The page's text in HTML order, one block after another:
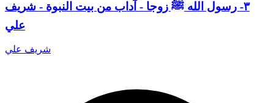
٣- رسول الله ﷺ زوجا - آداب من بيت النبوة - شريف
علي
شريف علي